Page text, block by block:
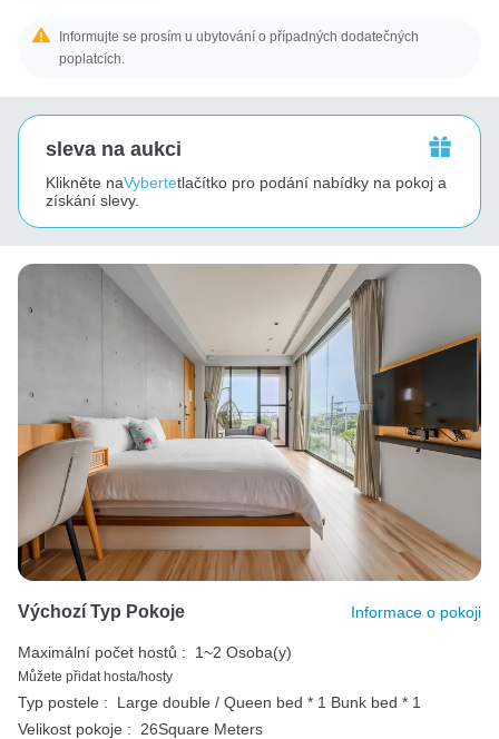
Informujte se prosím u ubytování o případných dodatečných
poplatcích.
sleva na aukci
Klikněte naVybertetlačítko pro podání nabídky na pokoj a
získání slevy.
Výchozí Typ Pokoje Informace o pokoji
Maximální počet hostů : 1~2 Osoba(y)
Můžete přidat hosta/hosty
Typ postele : Large double / Queen bed * 1 Bunk bed * 1
Velikost pokoje :
26Square Meters